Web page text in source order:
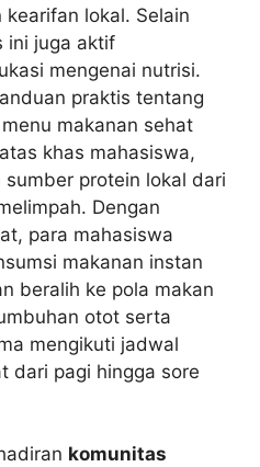
lokal. Selain
ini juga aktif
mengenai nutrisi.
praktis tentang
makanan sehat
khas mahasiswa,
protein lokal dari
Dengan
para mahasiswa
makanan instan
beralih ke pola makan
otot serta
mengikuti jadwal
dari pagi hingga sore
komunitas